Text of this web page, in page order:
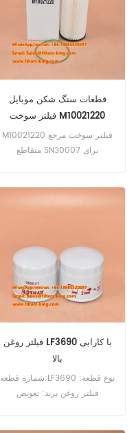
قطعات سنگ شکن موبایل
فیلتر سوخت M10021220
M10021220 فیلتر سوخت مرجع
متقاطع SN30007 برای
130 ZI EVO 2.
فیلتر روغن LF3690 با کارایی
بالا
شماره قطعه:LF3690 نوع قطعه:
فیلتر روغن برند: تعویض